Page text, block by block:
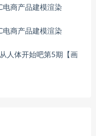
电商产品建模渲染
电商产品建模渲染
人体开始吧第5期【画